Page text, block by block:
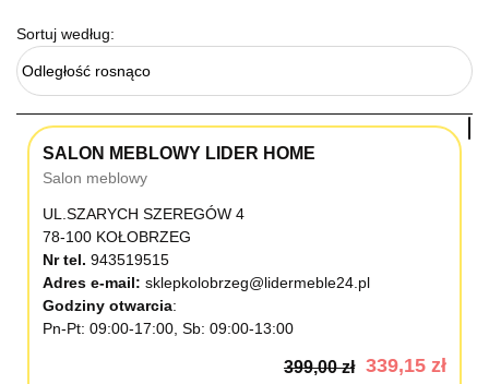
Sortuj według:
Odległość rosnąco
SALON MEBLOWY LIDER HOME
Salon meblowy
UL.SZARYCH SZEREGÓW 4
78-100 KOŁOBRZEG
Nr tel. 943519515
Adres e-mail: sklepkolobrzeg@lidermeble24.pl
Godziny otwarcia
Pn-Pt: 09:00-17:00, Sb: 09:00-13:00
399,00 zł 339,15 zł